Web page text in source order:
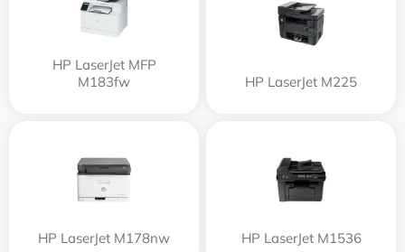
HP LaserJet MFP
M183fw
HP LaserJet M225
HP LaserJet M178nw HP LaserJet M1536